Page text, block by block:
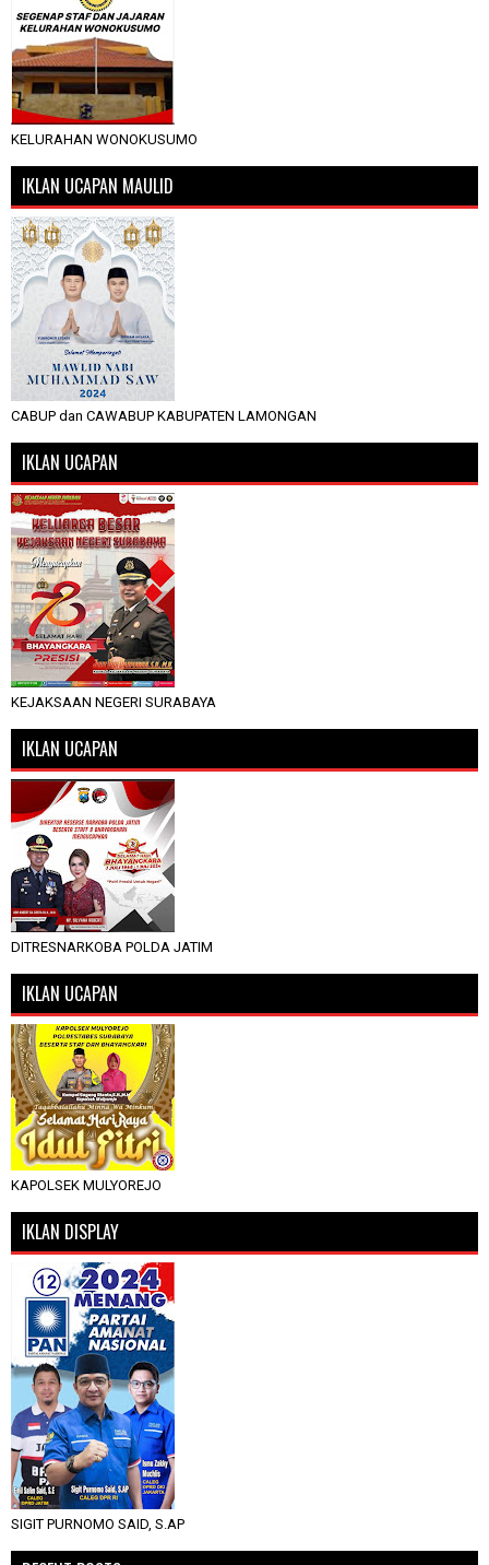
KELURAHAN WONOKUSUMO
IKLAN UCAPAN MAULID
CABUP dan CAWABUP KABUPATEN LAMONGAN
IKLAN UCAPAN
KEJAKSAAN NEGERI SURABAYA
IKLAN UCAPAN
DITRESNARKOBA POLDA JATIM
IKLAN UCAPAN
KAPOLSEK MULYOREJO
IKLAN DISPLAY
SIGIT PURNOMO SAID, S.AP